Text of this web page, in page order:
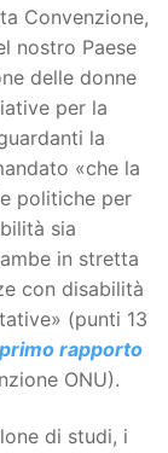
Convenzione,
nostro Paese
delle donne
per la
la
«che la
politiche per
sia
in stretta
con disabilità
(punti 13
rapporto
ONU).
di studi, i